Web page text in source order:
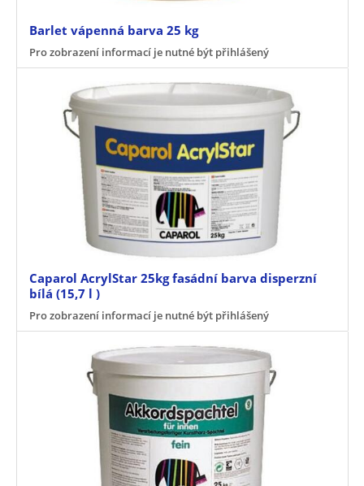
Barlet vápenná barva 25 kg
Pro zobrazení informací je nutné být přihlášený
Caparol AcrylStar 25kg fasádní barva disperzní
bílá (15,7 l )
Pro zobrazení informací je nutné být přihlášený